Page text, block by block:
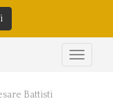
Battisti